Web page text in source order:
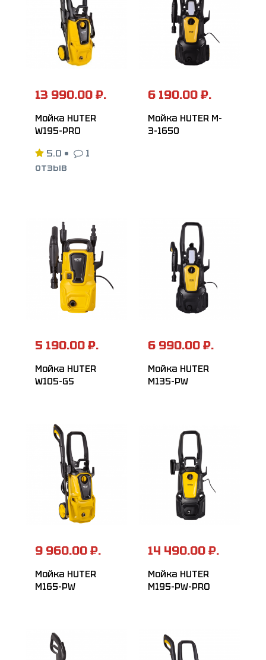
13 990.00 ₽.
Мойка HUTER
W195-PRO
5.0 •
1
отзыв
6 190.00 ₽.
Мойка HUTER M-
3-1650
5 190.00 ₽.
Мойка HUTER
W105-GS
6 990.00 ₽.
Мойка HUTER
M135-РW
9 960.00 ₽.
Мойка HUTER
M165-РW
14 490.00 ₽.
Мойка HUTER
M195-PW-PRO